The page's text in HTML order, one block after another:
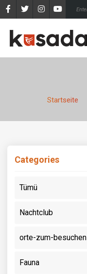
Startseite
Categories
Tümü
Nachtclub
orte-zum-besuchen
Fauna